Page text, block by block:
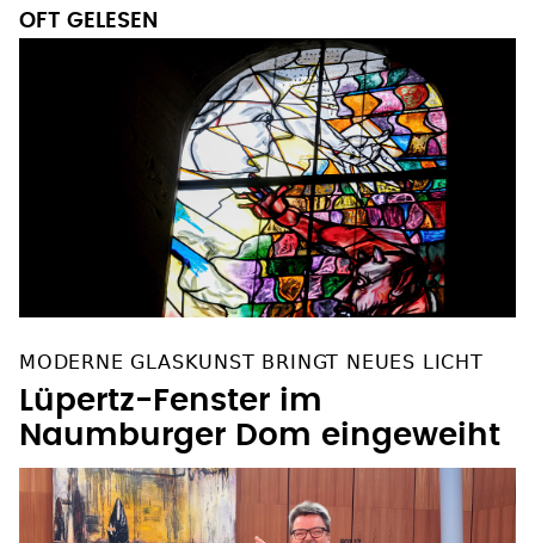
OFT GELESEN
MODERNE GLASKUNST BRINGT NEUES LICHT
Lüpertz-Fenster im
Naumburger Dom eingeweiht